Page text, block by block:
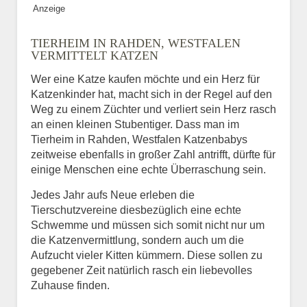
BILD HOCHLADEN
Vermisst seit
Ort des Verschwindens
Anzeige
TIERHEIM IN RAHDEN, WESTFALEN
VERMITTELT KATZEN
Wer eine Katze kaufen möchte und ein Herz für
Katzenkinder hat, macht sich in der Regel auf den
Weg zu einem Züchter und verliert sein Herz rasch
an einen kleinen Stubentiger. Dass man im
Tierheim in Rahden, Westfalen Katzenbabys
zeitweise ebenfalls in großer Zahl antrifft, dürfte für
einige Menschen eine echte Überraschung sein.
Jedes Jahr aufs Neue erleben die
Tierschutzvereine diesbezüglich eine echte
Schwemme und müssen sich somit nicht nur um
die Katzenvermittlung, sondern auch um die
Aufzucht vieler Kitten kümmern. Diese sollen zu
gegebener Zeit natürlich rasch ein liebevolles
Zuhause finden.